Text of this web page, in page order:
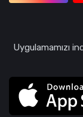
Uygulamamızı